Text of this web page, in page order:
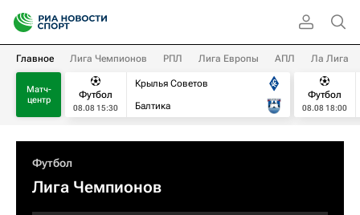
Главное Лига Чемпионов РПЛ Лига Европы АПЛ Ла Лига
Матч-
центр
Футбол
08.08 15:30
Крылья Советов
Балтика
Футбол
08.08 18:00
Футбол
Лига Чемпионов